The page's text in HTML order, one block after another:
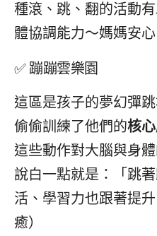
種滾、跳、翻的活動
體協調能力～媽媽安
✅ 蹦蹦雲樂園
這區是孩子的夢幻彈
偷偷訓練了他們的核
這些動作對大腦與身
說白一點就是：「跳
活、學習力也跟著提
癒）